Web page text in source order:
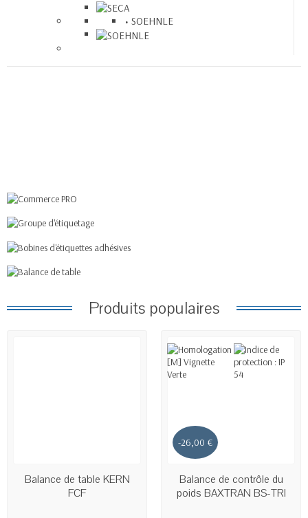
SOEHNLE
Groupe d'étiquetage
Bobines d'étiquettes
Balance de table
Produits populaires
EN STOCK
Balance de table KERN
FCF
-26,00 €
EN STOCK
Balance de contrôle du
poids BAXTRAN BS-TRI